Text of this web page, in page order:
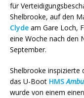
für
Shelbrooke, auf den
Clyde am Gare Loch,
eine Woche nach den
September.
Shelbrooke inspizierte
das U-Boot HMS
wurde von einem